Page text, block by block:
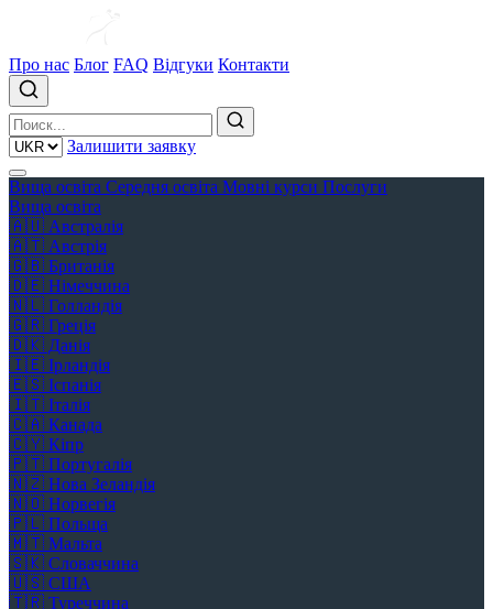
Про нас Блог FAQ Відгуки Контакти
Залишити заявку
Вища освіта Середня освіта Мовні курси Послуги
Вища освіта
🇦🇺 Австралія
🇦🇹 Австрія
🇬🇧 Британія
🇩🇪 Німеччина
🇳🇱 Голландія
🇬🇷 Греція
🇩🇰 Данія
🇮🇪 Ірландія
🇪🇸 Іспанія
🇮🇹 Італія
🇨🇦 Канада
🇨🇾 Кіпр
🇵🇹 Португалія
🇳🇿 Нова Зеландія
🇳🇴 Норвегія
🇵🇱 Польща
🇲🇹 Мальта
🇸🇰 Словаччина
🇺🇸 США
🇹🇷 Туреччина